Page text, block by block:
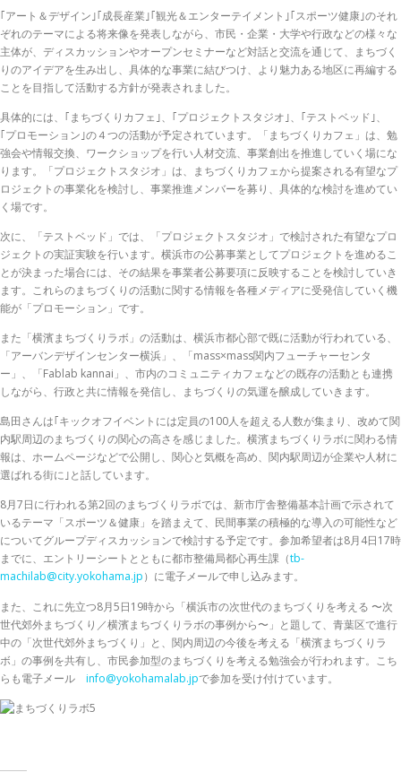
｢アート＆デザイン｣｢成長産業｣｢観光＆エンターテイメント｣｢スポーツ健康｣のそれ
ぞれのテーマによる将来像を発表しながら、市民・企業・大学や行政などの様々な
主体が、ディスカッションやオープンセミナーなど対話と交流を通じて、まちづく
りのアイデアを生み出し、具体的な事業に結びつけ、より魅力ある地区に再編する
ことを目指して活動する方針が発表されました。
具体的には、｢まちづくりカフェ｣、｢プロジェクトスタジオ｣、｢テストベッド｣、
｢プロモーション｣の４つの活動が予定されています。「まちづくりカフェ」は、勉
強会や情報交換、ワークショップを行い人材交流、事業創出を推進していく場にな
ります。「プロジェクトスタジオ」は、まちづくりカフェから提案される有望なプ
ロジェクトの事業化を検討し、事業推進メンバーを募り、具体的な検討を進めてい
く場です。
次に、「テストベッド」では、「プロジェクトスタジオ」で検討された有望なプロ
ジェクトの実証実験を行います。横浜市の公募事業としてプロジェクトを進めるこ
とが決まった場合には、その結果を事業者公募要項に反映することを検討していき
ます。これらのまちづくりの活動に関する情報を各種メディアに受発信していく機
能が「プロモーション」です。
また「横濱まちづくりラボ」の活動は、横浜市都心部で既に活動が行われている、
「アーバンデザインセンター横浜」、「mass×mass関内フューチャーセンタ
ー」、「Fablab kannai」、市内のコミュニティカフェなどの既存の活動とも連携
しながら、行政と共に情報を発信し、まちづくりの気運を醸成していきます。
島田さんは｢キックオフイベントには定員の100人を超える人数が集まり、改めて関
内駅周辺のまちづくりの関心の高さを感じました。横濱まちづくりラボに関わる情
報は、ホームページなどで公開し、関心と気概を高め、関内駅周辺が企業や人材に
選ばれる街に｣と話しています。
8月7日に行われる第2回のまちづくりラボでは、新市庁舎整備基本計画で示されて
いるテーマ「スポーツ＆健康」を踏まえて、民間事業の積極的な導入の可能性など
についてグループディスカッションで検討する予定です。参加希望者は8月4日17時
までに、エントリーシートとともに都市整備局都心再生課（tb-
machilab@city.yokohama.jp）に電子メールで申し込みます。
また、これに先立つ8月5日19時から「横浜市の次世代のまちづくりを考える 〜次
世代郊外まちづくり／横濱まちづくりラボの事例から〜」と題して、青葉区で進行
中の「次世代郊外まちづくり」と、関内周辺の今後を考える「横濱まちづくりラ
ボ」の事例を共有し、市民参加型のまちづくりを考える勉強会が行われます。こち
らも電子メール info@yokohamalab.jpで参加を受け付けています。